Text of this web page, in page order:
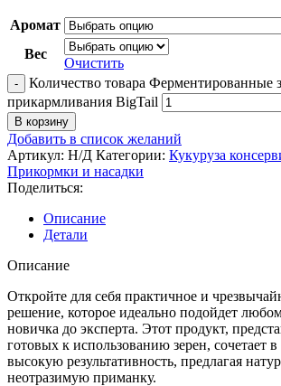
Аромат
Вес
Очистить
Количество товара Ферментированные
прикармливания BigTail
В корзину
Добавить в список желаний
Артикул: Н/Д Категории: Кукуруза
Прикормки и насадки
Поделиться:
Описание
Детали
Описание
Откройте для себя практичное и
решение, которое идеально подойдет
новичка до эксперта. Этот продукт,
готовых к использованию зерен, сочетает в
высокую результативность, предлагая
неотразимую приманку.